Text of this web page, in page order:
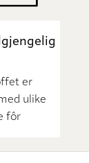
er
ulike
fôr